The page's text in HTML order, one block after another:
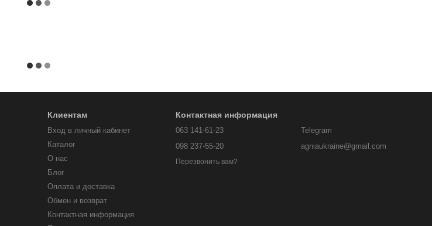
Клиентам
Вход в личный кабинет
Каталог
О нас
Блог
Оплата и доставка
Обмен и возврат
Контактная информация
Контактная информация
063 141-61-23
098 237-55-20
Перезвонить вам?
Telegram
agniaukraine@gmail.com